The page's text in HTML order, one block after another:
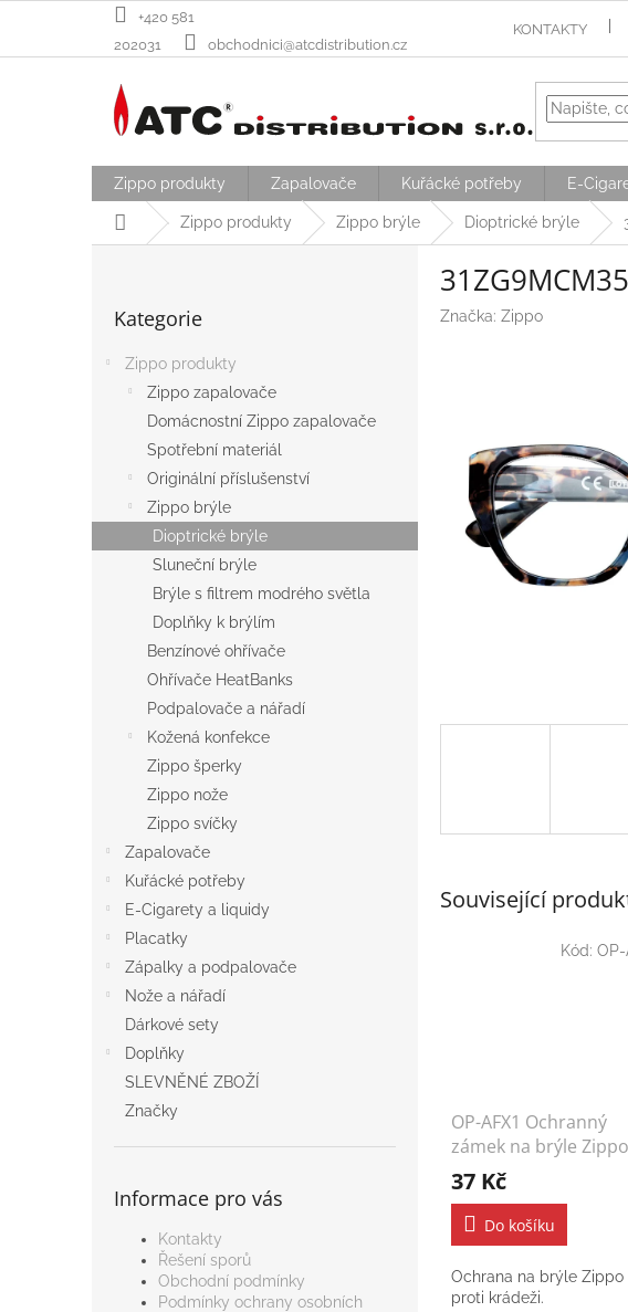
+420 581
202031
obchodnici@atcdistribution.cz
KONTAKTY
Zippo produkty Zapalovače Kuřácké potřeby E-
Domů Zippo produkty Zippo brýle Dioptrické brýle
n
e
kategorie
Kategorie
Zippo produkty
Zippo zapalovače
Domácnostní Zippo zapalovače
Spotřební materiál
Originální příslušenství
Zippo brýle
Dioptrické brýle
Sluneční brýle
Brýle s filtrem modrého světla
Doplňky k brýlím
Benzínové ohřívače
Ohřívače HeatBanks
Podpalovače a nářadí
Kožená konfekce
Zippo šperky
Zippo nože
Zippo svíčky
Zapalovače
Kuřácké potřeby
E-Cigarety a liquidy
Placatky
Zápalky a podpalovače
Nože a nářadí
Dárkové sety
Doplňky
SLEVNĚNÉ ZBOŽÍ
Značky
Informace pro vás
Kontakty
Řešení sporů
Obchodní podmínky
Podmínky ochrany osobních
Značka: Zippo
Související
OP-AFX1 Ochranný
zámek na brýle Zippo
37 Kč
Do košíku
Ochrana na brýle Zippo
proti krádeži.
Kód: OP-